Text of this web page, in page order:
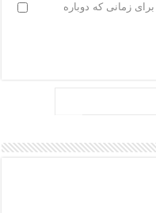
زمانی که دوباره